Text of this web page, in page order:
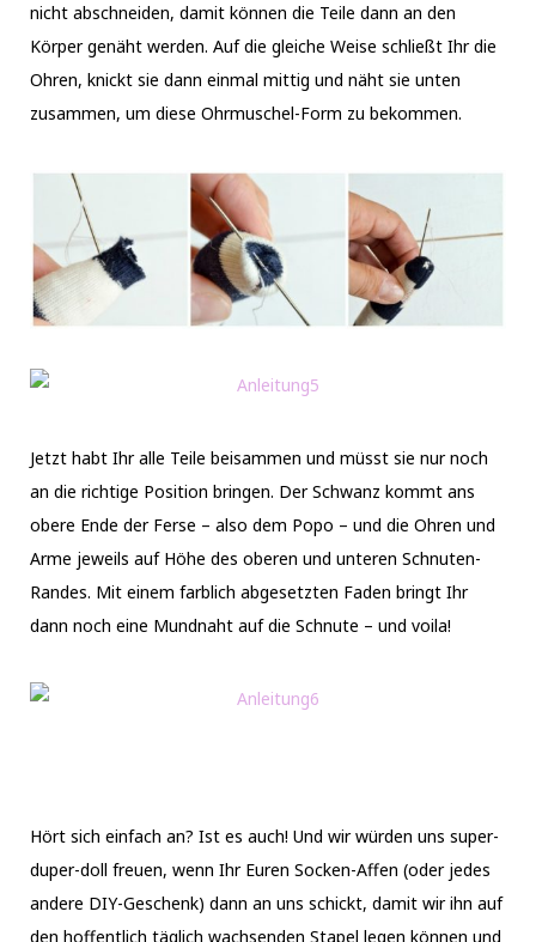
nicht abschneiden, damit können die Teile dann an den
Körper genäht werden. Auf die gleiche Weise schließt Ihr die
Ohren, knickt sie dann einmal mittig und näht sie unten
zusammen, um diese Ohrmuschel-Form zu bekommen.
Jetzt habt Ihr alle Teile beisammen und müsst sie nur noch
an die richtige Position bringen. Der Schwanz kommt ans
obere Ende der Ferse – also dem Popo – und die Ohren und
Arme jeweils auf Höhe des oberen und unteren Schnuten-
Randes. Mit einem farblich abgesetzten Faden bringt Ihr
dann noch eine Mundnaht auf die Schnute – und voila!
Hört sich einfach an? Ist es auch! Und wir würden uns super-
duper-doll freuen, wenn Ihr Euren Socken-Affen (oder jedes
andere DIY-Geschenk) dann an uns schickt, damit wir ihn auf
den hoffentlich täglich wachsenden Stapel legen können und